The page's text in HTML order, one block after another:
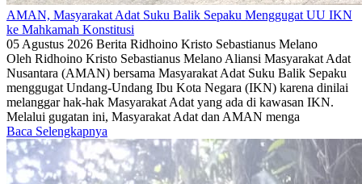
AMAN, Masyarakat Adat Suku Balik Sepaku Menggugat UU IKN
ke Mahkamah Konstitusi
05 Agustus 2026 Berita Ridhoino Kristo Sebastianus Melano
Oleh Ridhoino Kristo Sebastianus Melano Aliansi Masyarakat Adat
Nusantara (AMAN) bersama Masyarakat Adat Suku Balik Sepaku
menggugat Undang-Undang Ibu Kota Negara (IKN) karena dinilai
melanggar hak-hak Masyarakat Adat yang ada di kawasan IKN.
Melalui gugatan ini, Masyarakat Adat dan AMAN menga
Baca Selengkapnya